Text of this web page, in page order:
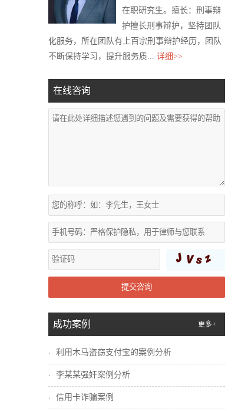
在职研究生。擅长：刑事辩
护擅长刑事辩护，坚持团队
化服务，所在团队有上百宗刑事辩护经历，团队
不断保持学习，提升服务质... 详细>>
在线咨询
提交咨询
成功案例 更多+
利用木马盗窃支付宝的案例分析
李某某强奸案例分析
信用卡诈骗案例